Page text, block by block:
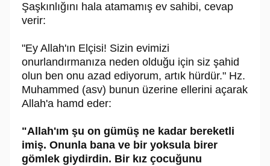
Şaşkınlığını hala atamamış ev sahibi, cevap
verir:
"Ey Allah'ın Elçisi! Sizin evimizi
onurlandırmanıza neden olduğu için siz şahid
olun ben onu azad ediyorum, artık hürdür." Hz.
Muhammed (asv) bunun üzerine ellerini açarak
Allah'a hamd eder:
"Allah'ım şu on gümüş ne kadar bereketli
imiş. Onunla bana ve bir yoksula birer
gömlek giydirdin. Bir kız çocuğunu